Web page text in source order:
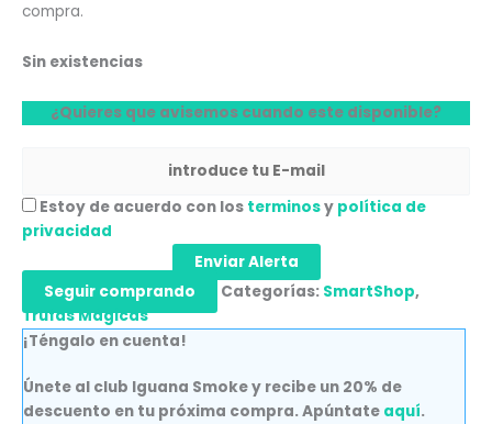
compra.
Sin existencias
¿Quieres que avisemos cuando este disponible?
Estoy de acuerdo con los terminosy política de
privacidad
Enviar Alerta
Seguir comprando
Categorías: SmartShop,
Trufas Mágicas
¡Téngalo en cuenta!
Únete al club Iguana Smoke y recibe un 20% de
descuento en tu próxima compra. Apúntate aquí.